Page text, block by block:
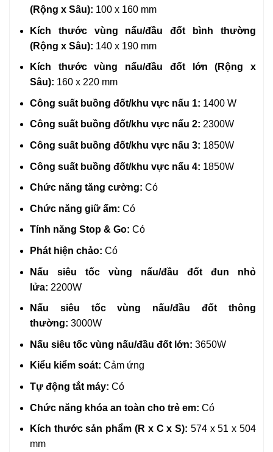
(Rộng x Sâu): 100 x 160 mm
Kích thước vùng nấu/đầu đốt bình thường
(Rộng x Sâu): 140 x 190 mm
Kích thước vùng nấu/đầu đốt lớn (Rộng x
Sâu): 160 x 220 mm
Công suất buồng đốt/khu vực nấu 1: 1400 W
Công suất buồng đốt/khu vực nấu 2: 2300W
Công suất buồng đốt/khu vực nấu 3: 1850W
Công suất buồng đốt/khu vực nấu 4: 1850W
Chức năng tăng cường: Có
Chức năng giữ ấm: Có
Tính năng Stop & Go: Có
Phát hiện chảo: Có
Nấu siêu tốc vùng nấu/đầu đốt đun nhỏ
lửa: 2200W
Nấu siêu tốc vùng nấu/đầu đốt thông
thường: 3000W
Nấu siêu tốc vùng nấu/đầu đốt lớn: 3650W
Kiểu kiểm soát: Cảm ứng
Tự động tắt máy: Có
Chức năng khóa an toàn cho trẻ em: Có
Kích thước sản phẩm (R x C x S): 574 x 51 x 504
mm